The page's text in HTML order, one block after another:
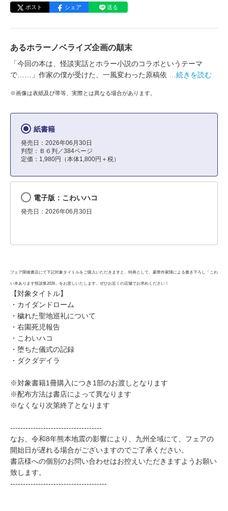
ポスト シェア 送る
あるホラーノベライズ企画の顛末
「今回の本は、怪談実話とホラー小説のコラボというテーマ
で……」作家の僕が受けた、一風変わった原稿依
…続きを読む
※画像は表紙及び帯等、実際とは異なる場合があります。
紙書籍
発売日：2026年06月30日
判型：Ｂ６判／384ページ
定価：1,980円（本体1,800円＋税）
電子版：こわいハコ
発売日：2026年06月30日
フェア開催書店にて下記対象タイトルをご購入いただきますと、特典として、豪華作家陣による書き下ろし「こわ
い本あります怪談集2026」をお渡しいたします。ぜひお近くの店舗でお求めください！
【対象タイトル】
・カイダンドローム
・穢れた聖地巡礼について
・右園死児報告
・こわいハコ
・堕ちた儀式の記録
・ダクダデイラ
※対象書籍1冊購入につき1部のお渡しとなります
※配布方法は書店によって異なります
※なくなり次第終了となります
------------------------------------
なお、令和8年熊本地震の影響により、九州全域にて、フェアの
開始日が遅れる場合がございますのでご了承ください。
書店様への個別のお問い合わせはお控えいただきますようお願い
致します。
--------------------------------------